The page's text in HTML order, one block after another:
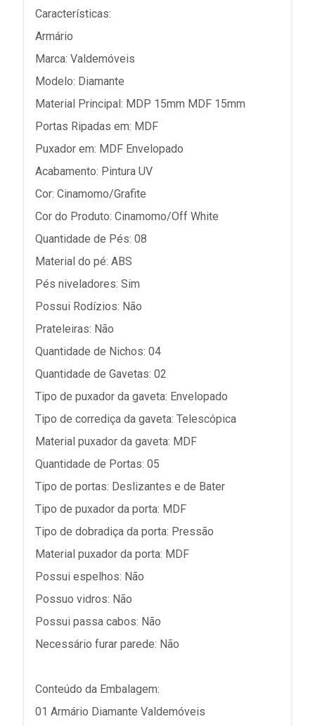
Características:
Armário
Marca: Valdemóveis
Modelo: Diamante
Material Principal: MDP 15mm MDF 15mm
Portas Ripadas em: MDF
Puxador em: MDF Envelopado
Acabamento: Pintura UV
Cor: Cinamomo/Grafite
Cor do Produto: Cinamomo/Off White
Quantidade de Pés: 08
Material do pé: ABS
Pés niveladores: Sim
Possui Rodízios: Não
Prateleiras: Não
Quantidade de Nichos: 04
Quantidade de Gavetas: 02
Tipo de puxador da gaveta: Envelopado
Tipo de corrediça da gaveta: Telescópica
Material puxador da gaveta: MDF
Quantidade de Portas: 05
Tipo de portas: Deslizantes e de Bater
Tipo de puxador da porta: MDF
Tipo de dobradiça da porta: Pressão
Material puxador da porta: MDF
Possui espelhos: Não
Possuo vidros: Não
Possui passa cabos: Não
Necessário furar parede: Não
Conteúdo da Embalagem:
01 Armário Diamante Valdemóveis